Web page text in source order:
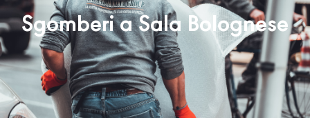
Sgomberi a Sala Bolognese